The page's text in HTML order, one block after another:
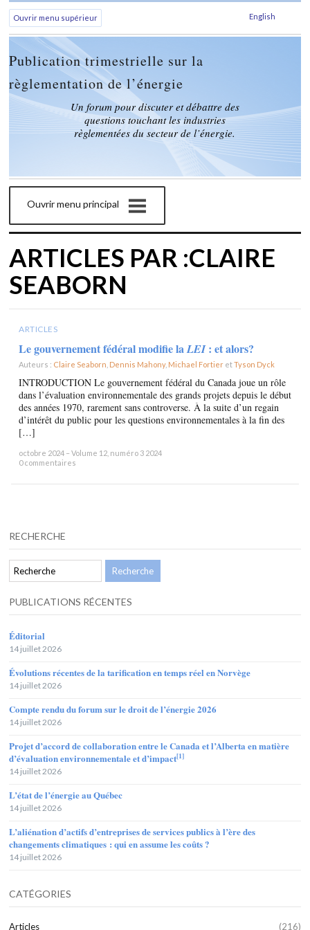
English
Ouvrir menu supérieur
Publication trimestrielle sur la
règlementation de l’énergie
Un forum pour discuter et débattre des
questions touchant les industries
règlementées du secteur de l’énergie.
Ouvrir menu principal
ARTICLES PAR :CLAIRE
SEABORN
ARTICLES
Le gouvernement fédéral modifie laLEI: et alors?
Auteurs : Claire Seaborn Dennis Mahony, Michael Fortier etTyson Dyck
INTRODUCTION Le gouvernement fédéral du Canada joue un rôle
dans l’évaluation environnementale des grands projets depuis le début
des années 1970, rarement sans controverse. À la suite d’un regain
d’intérêt du public pour les questions environnementales à la fin des
[…]
octobre 2024 – Volume 12, numéro 3 2024
0 commentaires
RECHERCHE
PUBLICATIONS RÉCENTES
Éditorial
14 juillet 2026
Évolutions récentes de la tarification en temps réel en Norvège
14 juillet 2026
Compte rendu du forum sur le droit de l’énergie 2026
14 juillet 2026
Projet d’accord de collaboration entre le Canada et l’Alberta en matière
d’évaluation environnementale et d’impact[1]
14 juillet 2026
L’état de l’énergie au Québec
14 juillet 2026
L’aliénation d’actifs d’entreprises de services publics à l’ère des
changements climatiques : qui en assume les coûts ?
14 juillet 2026
CATÉGORIES
Articles (216)